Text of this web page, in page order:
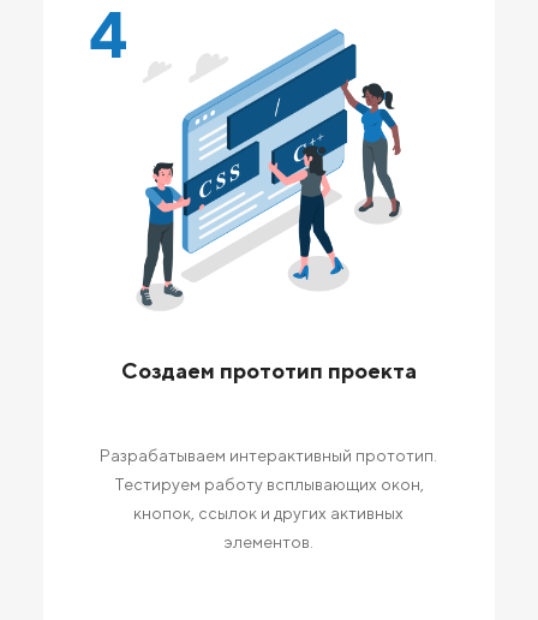
4
Создаем прототип проекта
Разрабатываем интерактивный прототип.
Тестируем работу всплывающих окон,
кнопок, ссылок и других активных
элементов.